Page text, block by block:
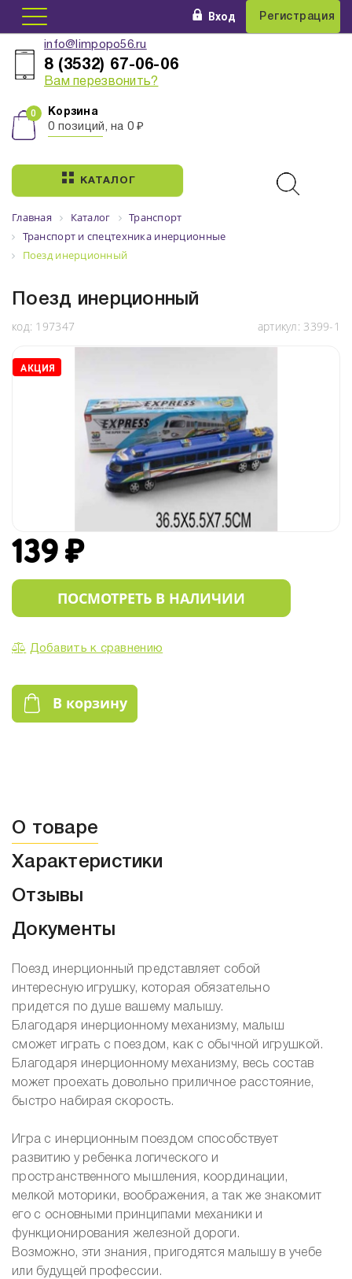
Вход Регистрация
info@limpopo56.ru
8 (3532) 67-06-06
Вам перезвонить?
Корзина
0 позиций, на 0 ₽
КАТАЛОГ
Главная Каталог
Транспорт
Транспорт и спецтехника инерционные
Поезд инерционный
Поезд инерционный
код: 197347 артикул: 3399-1
АКЦИЯ
139 ₽
ПОСМОТРЕТЬ В НАЛИЧИИ
Добавить к сравнению
В корзину
О товаре
Характеристики
Отзывы
Документы
Поезд инерционный представляет собой
интересную игрушку, которая обязательно
придется по душе вашему малышу.
Благодаря инерционному механизму, малыш
сможет играть с поездом, как с обычной игрушкой.
Благодаря инерционному механизму, весь состав
может проехать довольно приличное расстояние,
быстро набирая скорость.
Игра с инерционным поездом способствует
развитию у ребенка логического и
пространственного мышления, координации,
мелкой моторики, воображения, а так же знакомит
его с основными принципами механики и
функционирования железной дороги.
Возможно, эти знания, пригодятся малышу в учебе
или будущей профессии.